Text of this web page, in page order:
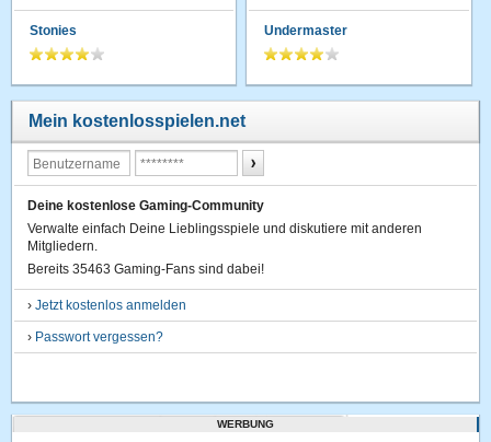
Stonies Undermaster
Mein kostenlosspielen.net
Deine kostenlose Gaming-Community
Verwalte einfach Deine Lieblingsspiele und diskutiere mit anderen
Mitgliedern.
Bereits 35463 Gaming-Fans sind dabei!
›Jetzt kostenlos anmelden
› Passwort vergessen?
WERBUNG